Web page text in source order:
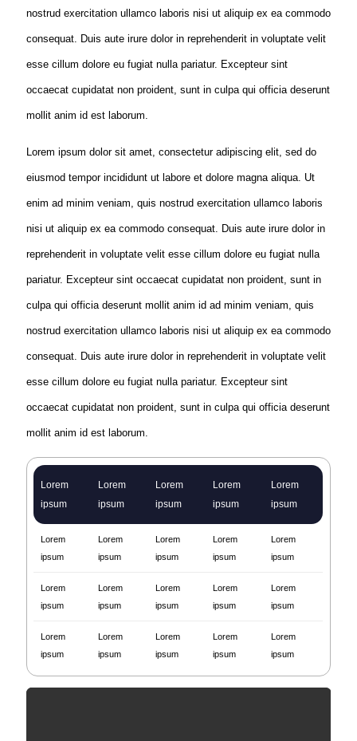
nostrud exercitation ullamco laboris nisi ut aliquip ex ea commodo
consequat. Duis aute irure dolor in reprehenderit in voluptate velit
esse cillum dolore eu fugiat nulla pariatur. Excepteur sint
occaecat cupidatat non proident, sunt in culpa qui officia deserunt
mollit anim id est laborum.
Lorem ipsum dolor sit amet, consectetur adipiscing elit, sed do
eiusmod tempor incididunt ut labore et dolore magna aliqua. Ut
enim ad minim veniam, quis nostrud exercitation ullamco laboris
nisi ut aliquip ex ea commodo consequat. Duis aute irure dolor in
reprehenderit in voluptate velit esse cillum dolore eu fugiat nulla
pariatur. Excepteur sint occaecat cupidatat non proident, sunt in
culpa qui officia deserunt mollit anim id ad minim veniam, quis
nostrud exercitation ullamco laboris nisi ut aliquip ex ea commodo
consequat. Duis aute irure dolor in reprehenderit in voluptate velit
esse cillum dolore eu fugiat nulla pariatur. Excepteur sint
occaecat cupidatat non proident, sunt in culpa qui officia deserunt
mollit anim id est laborum.
Lorem
ipsum
Lorem
ipsum
Lorem
ipsum
Lorem
ipsum
Lorem
ipsum
Lorem
ipsum
Lorem
ipsum
Lorem
ipsum
Lorem
ipsum
Lorem
ipsum
Lorem
ipsum
Lorem
ipsum
Lorem
ipsum
Lorem
ipsum
Lorem
ipsum
Lorem
ipsum
Lorem
ipsum
Lorem
ipsum
Lorem
ipsum
Lorem
ipsum